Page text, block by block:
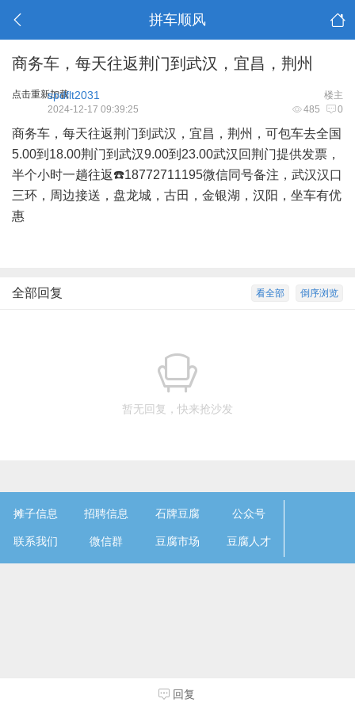
拼车顺风
商务车，每天往返荆门到武汉，宜昌，荆州
点击重新加载 楼主
spdflt2031
485 0
2024-12-17 09:39:25
商务车，每天往返荆门到武汉，宜昌，荆州，可包车去全国
5.00到18.00荆门到武汉9.00到23.00武汉回荆门提供发票，
半个小时一趟往返☎️18772711195微信同号备注，武汉汉口
三环，周边接送，盘龙城，古田，金银湖，汉阳，坐车有优
惠
倒序浏览
看全部
全部回复
暂无回复，快来抢沙发
回复
摊子信息 招聘信息 石牌豆腐 公众号
联系我们 微信群 豆腐市场 豆腐人才